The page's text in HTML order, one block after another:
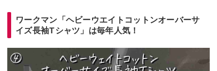
ワークマン「ヘビーウエイトコットンオーバーサ
イズ長袖Tシャツ」は毎年人気！